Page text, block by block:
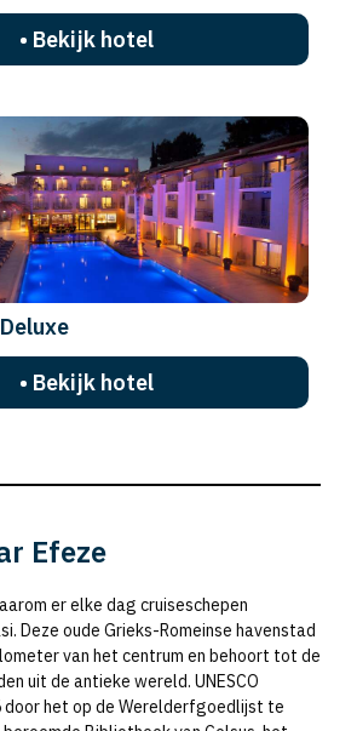
• Bekijk hotel
• Bekijk hotel
Efeze
er elke dag cruiseschepen
Deze oude Grieks-Romeinse havenstad
van het centrum en behoort tot de
uit de antieke wereld. UNESCO
door het op de Werelderfgoedlijst te